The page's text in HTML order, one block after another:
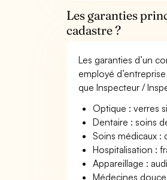
Les garanties
cadastre ?
Les garanties d’un
employé
que Inspecteur /
Optique : verres
Dentaire : soins
Soins médicaux :
Hospitalisation :
Appareillage :
Médecines